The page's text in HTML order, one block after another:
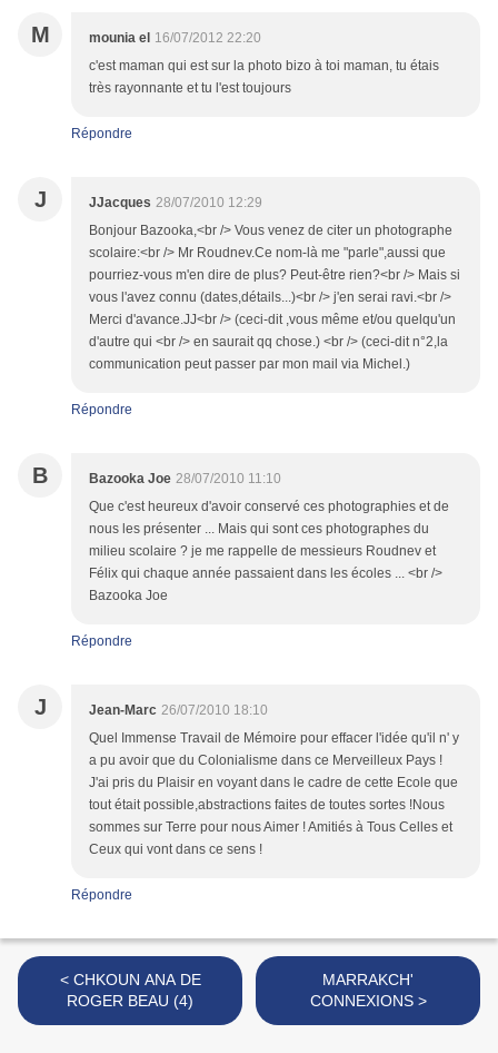
M mounia el 16/07/2012 22:20
c'est maman qui est sur la photo bizo à toi maman, tu étais
très rayonnante et tu l'est toujours
Répondre
J JJacques 28/07/2010 12:29
Bonjour Bazooka,<br /> Vous venez de citer un photographe
scolaire:<br /> Mr Roudnev.Ce nom-là me "parle",aussi que
pourriez-vous m'en dire de plus? Peut-être rien?<br /> Mais si
vous l'avez connu (dates,détails...)<br /> j'en serai ravi.<br />
Merci d'avance.JJ<br /> (ceci-dit ,vous même et/ou quelqu'un
d'autre qui <br /> en saurait qq chose.) <br /> (ceci-dit n°2,la
communication peut passer par mon mail via Michel.)
Répondre
B Bazooka Joe 28/07/2010 11:10
Que c'est heureux d'avoir conservé ces photographies et de
nous les présenter ... Mais qui sont ces photographes du
milieu scolaire ? je me rappelle de messieurs Roudnev et
Félix qui chaque année passaient dans les écoles ... <br />
Bazooka Joe
Répondre
J Jean-Marc 26/07/2010 18:10
Quel Immense Travail de Mémoire pour effacer l'idée qu'il n' y
a pu avoir que du Colonialisme dans ce Merveilleux Pays !
J'ai pris du Plaisir en voyant dans le cadre de cette Ecole que
tout était possible,abstractions faites de toutes sortes !Nous
sommes sur Terre pour nous Aimer ! Amitiés à Tous Celles et
Ceux qui vont dans ce sens !
Répondre
< CHKOUN ANA DE
ROGER BEAU (4)
MARRAKCH'
CONNEXIONS >